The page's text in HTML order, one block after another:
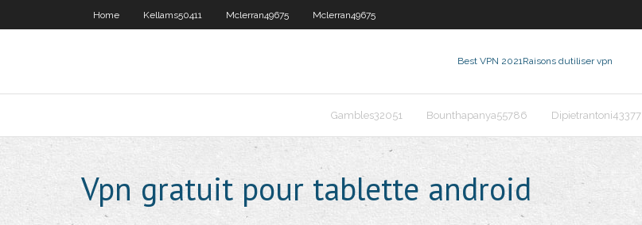
Home Kellams50411 Mclerran49675 Mclerran49675
Best VPN 2021Raisons dutiliser vpn
Gambles32051 Bounthapanya55786 Dipietrantoni43377
Vpn gratuit pour tablette android